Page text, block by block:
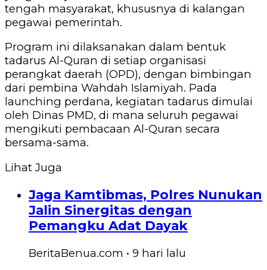
tengah masyarakat, khususnya di kalangan
pegawai pemerintah.
Program ini dilaksanakan dalam bentuk
tadarus Al-Quran di setiap organisasi
perangkat daerah (OPD), dengan bimbingan
dari pembina Wahdah Islamiyah. Pada
launching perdana, kegiatan tadarus dimulai
oleh Dinas PMD, di mana seluruh pegawai
mengikuti pembacaan Al-Quran secara
bersama-sama.
Lihat Juga
Jaga Kamtibmas, Polres Nunukan
Jalin Sinergitas dengan
Pemangku Adat Dayak
BeritaBenua.com • 9 hari lalu